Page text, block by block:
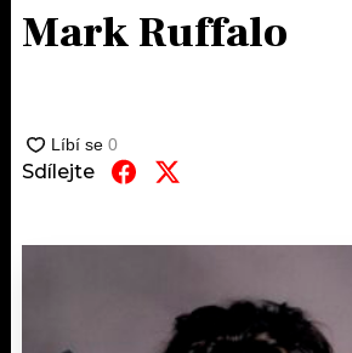
DOMŮ
AKTUÁLNĚ
#NEBUDUDOMA
PODCASTY
Mark Ruffalo
Sdílejte